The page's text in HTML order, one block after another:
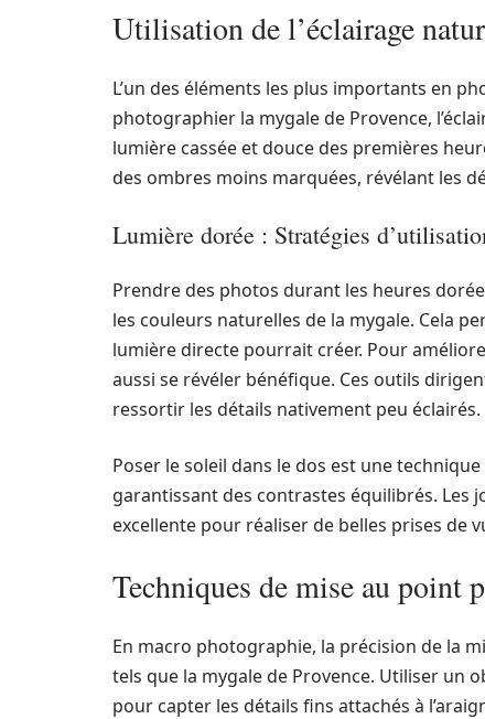
Utilisation de l’éclairage
L’un des éléments les plus importants en
photographier la mygale de Provence,
lumière cassée et douce des premières
des ombres moins marquées, révélant les
Lumière dorée : Stratégies
Prendre des photos durant les heures
les couleurs naturelles de la mygale. Cela
lumière directe pourrait créer. Pour
aussi se révéler bénéfique. Ces outils
ressortir les détails nativement peu éclairés.
Poser le soleil dans le dos est une
garantissant des contrastes équilibrés.
excellente pour réaliser de belles prises de
Techniques de mise au point
En macro photographie, la précision de la
tels que la mygale de Provence. Utiliser un
pour capter les détails fins attachés à